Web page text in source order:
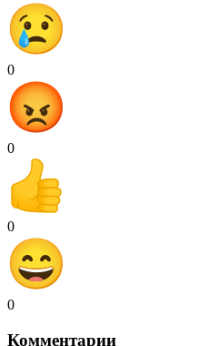
0
0
0
0
Комментарии